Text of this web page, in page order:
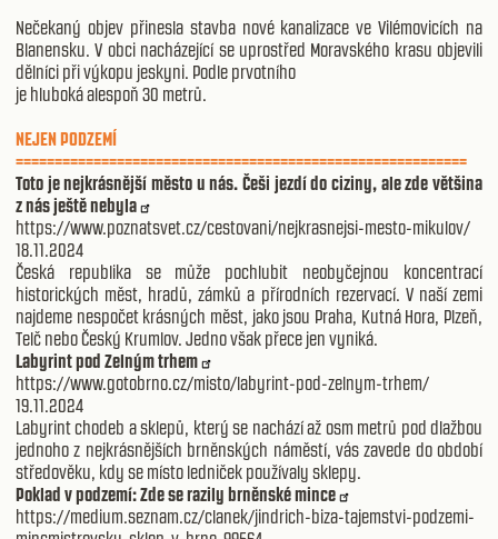
Nečekaný objev přinesla stavba nové kanalizace ve Vilémovicích na
Blanensku. V obci nacházející se uprostřed Moravského krasu objevili
dělníci při výkopu jeskyni. Podle prvotního
je hluboká alespoň 30 metrů.
NEJEN PODZEMÍ
==========================================================
Toto je nejkrásnější město u nás. Češi jezdí do ciziny, ale zde většina
z nás ještě nebyla
https://www.poznatsvet.cz/cestovani/nejkrasnejsi-mesto-mikulov/
18.11.2024
Česká republika se může pochlubit neobyčejnou koncentrací
historických měst, hradů, zámků a přírodních rezervací. V naší zemi
najdeme nespočet krásných měst, jako jsou Praha, Kutná Hora, Plzeň,
Telč nebo Český Krumlov. Jedno však přece jen vyniká.
Labyrint pod Zelným trhem
https://www.gotobrno.cz/misto/labyrint-pod-zelnym-trhem/
19.11.2024
Labyrint chodeb a sklepů, který se nachází až osm metrů pod dlažbou
jednoho z nejkrásnějších brněnských náměstí, vás zavede do období
středověku, kdy se místo ledniček používaly sklepy.
Poklad v podzemí: Zde se razily brněnské mince
https://medium.seznam.cz/clanek/jindrich-biza-tajemstvi-podzemi-